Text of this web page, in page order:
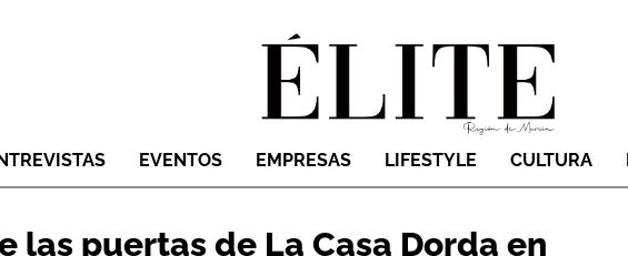
EVENTOS EMPRESAS LIFESTYLE CULTURA
las puertas de La Casa Dorda en